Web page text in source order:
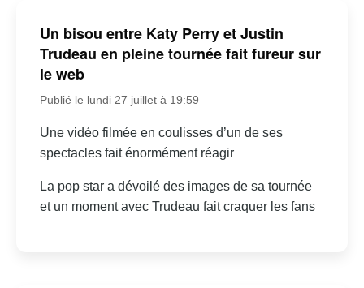
Un bisou entre Katy Perry et Justin
Trudeau en pleine tournée fait fureur sur
le web
Publié le lundi 27 juillet à 19:59
Une vidéo filmée en coulisses d’un de ses
spectacles fait énormément réagir
La pop star a dévoilé des images de sa tournée
et un moment avec Trudeau fait craquer les fans